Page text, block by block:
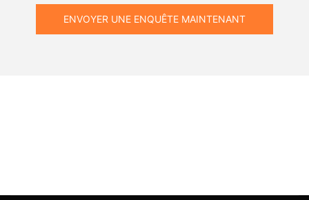
ENVOYER UNE ENQUÊTE MAINTENANT